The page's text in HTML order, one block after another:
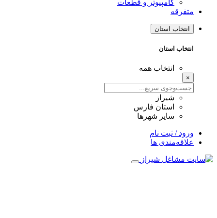
کامپیوتر و قطعات
متفرقه
انتخاب استان
انتخاب استان
انتخاب همه
×
شیراز
استان فارس
سایر شهرها
ورود / ثبت نام
علاقه‌مندی ها